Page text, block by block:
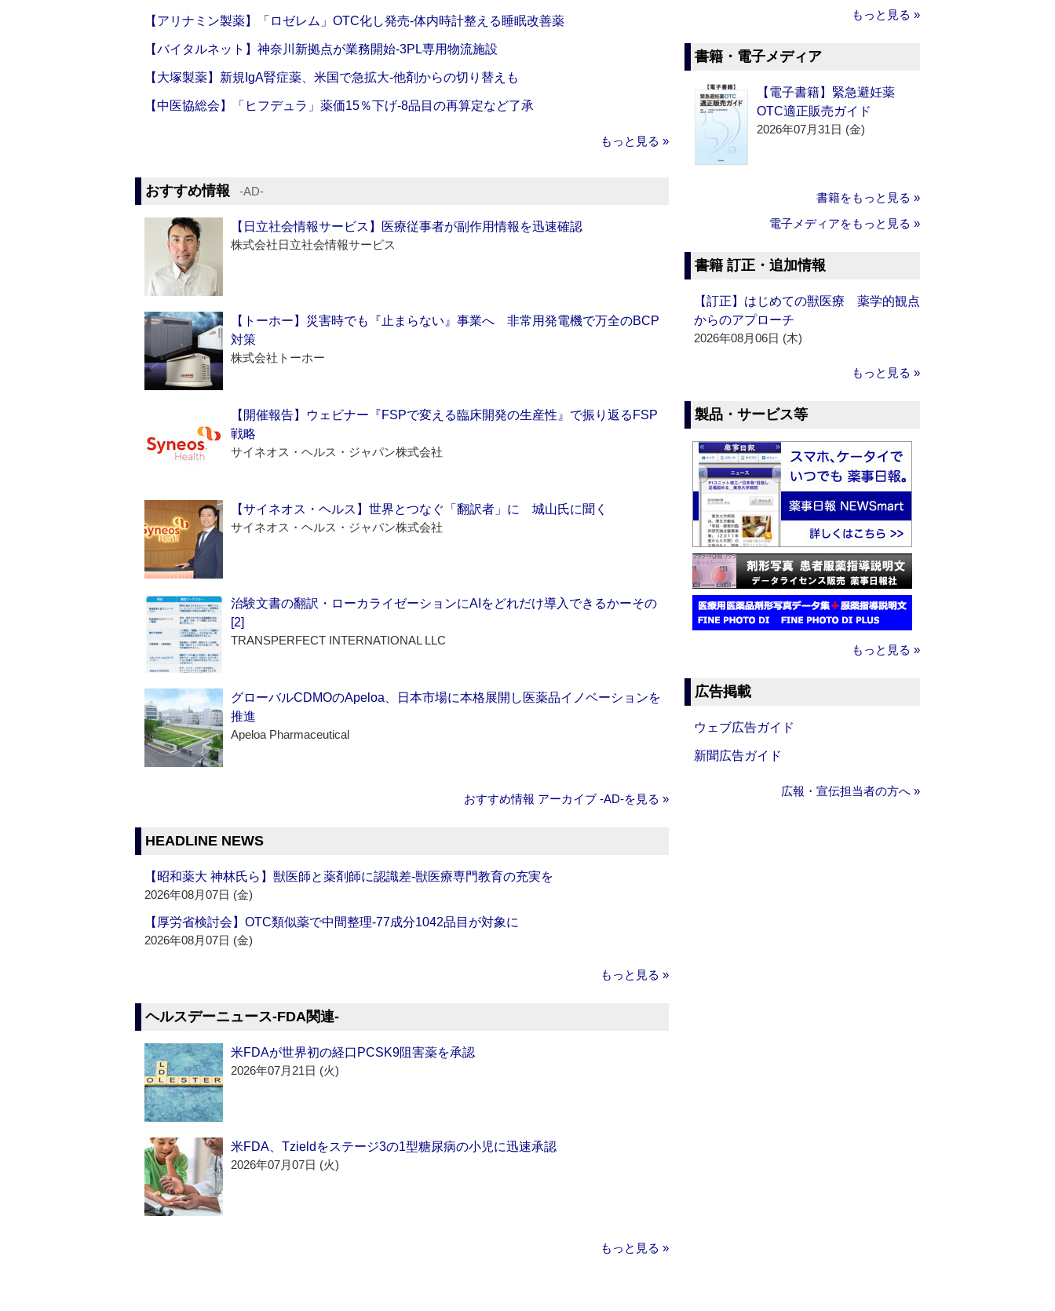
【アリナミン製薬】「ロゼレム」OTC化し発売‐体内時計整える睡眠改善薬
【バイタルネット】神奈川新拠点が業務開始‐3PL専用物流施設
【大塚製薬】新規IgA腎症薬、米国で急拡大‐他剤からの切り替えも
【中医協総会】「ヒフデュラ」薬価15％下げ‐8品目の再算定など了承
もっと見る »
おすすめ情報 ‐AD‐
【日立社会情報サービス】医療従事者が副作用情報を迅速確認
株式会社日立社会情報サービス
【トーホー】災害時でも『止まらない』事業へ 非常用発電機で万全のBCP
対策
株式会社トーホー
【開催報告】ウェビナー『FSPで変える臨床開発の生産性』で振り返るFSP
戦略
サイネオス・ヘルス・ジャパン株式会社
【サイネオス・ヘルス】世界とつなぐ「翻訳者」に 城山氏に聞く
サイネオス・ヘルス・ジャパン株式会社
治験文書の翻訳・ローカライゼーションにAIをどれだけ導入できるかーその
[2]
TRANSPERFECT INTERNATIONAL LLC
グローバルCDMOのApeloa、日本市場に本格展開し医薬品イノベーションを
推進
Apeloa Pharmaceutical
おすすめ情報 アーカイブ ‐AD‐を見る »
HEADLINE NEWS
【昭和薬大 神林氏ら】獣医師と薬剤師に認識差‐獣医療専門教育の充実を
2026年08月07日 (金)
【厚労省検討会】OTC類似薬で中間整理‐77成分1042品目が対象に
2026年08月07日 (金)
もっと見る »
ヘルスデーニュース‐FDA関連‐
米FDAが世界初の経口PCSK9阻害薬を承認
2026年07月21日 (火)
米FDA、Tzieldをステージ3の1型糖尿病の小児に迅速承認
2026年07月07日 (火)
もっと見る »
もっと見る »
書籍・電子メディア
【電子書籍】緊急避妊薬
OTC適正販売ガイド
2026年07月31日 (金)
書籍をもっと見る »
電子メディアをもっと見る »
書籍 訂正・追加情報
【訂正】はじめての獣医療 薬学的観点
からのアプローチ
2026年08月06日 (木)
もっと見る »
製品・サービス等
もっと見る »
広告掲載
ウェブ広告ガイド
新聞広告ガイド
広報・宣伝担当者の方へ »